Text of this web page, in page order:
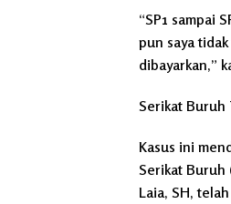
“SP1 sampai
pun saya
dibayarkan,”
Serikat Buruh
Kasus ini
Serikat Buruh
Laia, SH,